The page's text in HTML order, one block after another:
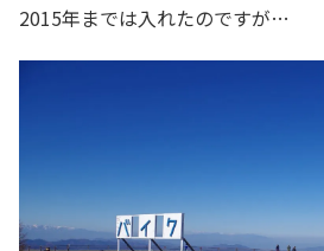
2015年までは入れたのですが…